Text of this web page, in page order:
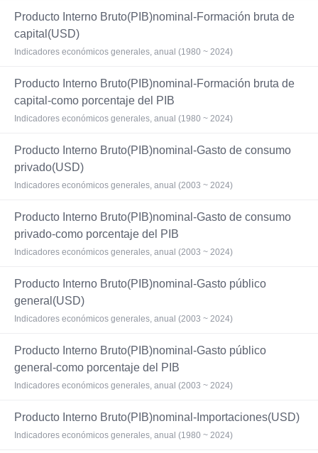
Producto Interno Bruto(PIB)nominal-Formación bruta de
capital(USD)
Indicadores económicos generales, anual (1980 ~ 2024)
Producto Interno Bruto(PIB)nominal-Formación bruta de
capital-como porcentaje del PIB
Indicadores económicos generales, anual (1980 ~ 2024)
Producto Interno Bruto(PIB)nominal-Gasto de consumo
privado(USD)
Indicadores económicos generales, anual (2003 ~ 2024)
Producto Interno Bruto(PIB)nominal-Gasto de consumo
privado-como porcentaje del PIB
Indicadores económicos generales, anual (2003 ~ 2024)
Producto Interno Bruto(PIB)nominal-Gasto público
general(USD)
Indicadores económicos generales, anual (2003 ~ 2024)
Producto Interno Bruto(PIB)nominal-Gasto público
general-como porcentaje del PIB
Indicadores económicos generales, anual (2003 ~ 2024)
Producto Interno Bruto(PIB)nominal-Importaciones(USD)
Indicadores económicos generales, anual (1980 ~ 2024)